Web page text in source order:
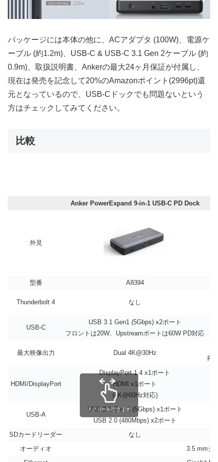
パッケージには本体の他に、ACアダプタ (100W)、電源ケ
ーブル (約1.2m)、USB-C & USB-C 3.1 Gen 2ケーブル (約
0.9m)、取扱説明書、Ankerの最大24ヶ月保証が付属し、
現在は発売を記念して20%のAmazonポイント(2996pt)還
元となっているので、USB-Cドックでも問題ないという
方はチェックしてみてください。
比較
Anker PowerExpand 9-in-1 USB-C PD Dock
外見
型番 A8394
Thunderbolt 4 なし
USB-C
USB 3.1 Gen1 (5Gbps) x2ポート
フロントは20W、Upstreamポートは60W PD対応
最大映像出力
Dual 4K@30Hz
HDMI/DisplayPort
DisplayPort 1.4 x1ポート
HDMI x1ポート
(4K@60Hz対応)
USB-A
USB 3.1 Gen 1 (5Gbps) x1ポート
USB 2.0 (480Mbps) x2ポート
SDカードリーダー
なし
オーディオ
3.5 mmジ
スクロールできます